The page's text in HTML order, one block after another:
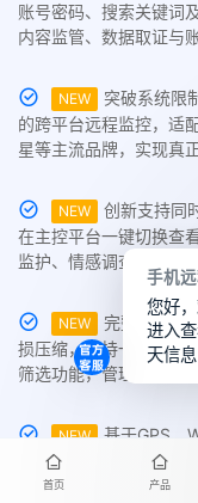
账号密码、搜索关键词
内容监管、数据取证与
NEW
突破系统限
的跨平台远程监控，适
星等主流品牌，实现真
NEW
创新支持同
在主控平台一键切换查
监护、情感调查与企业
NEW
完整提取并
损压缩，支持一键云存
筛选功能，管理更便捷。
NEW
基于GPS、
机位置并生成可视化轨
留时长统计等高级追踪
首页 产品
手机
您好
进入
天信